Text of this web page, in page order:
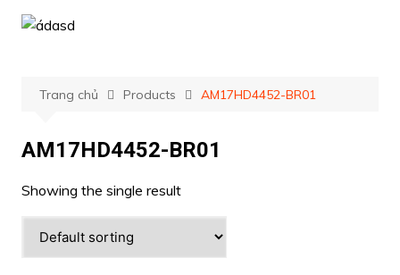
Chuyển
đến
Trang chủ Products AM17HD4452-BR01
AM17HD4452-BR01
Showing the single result